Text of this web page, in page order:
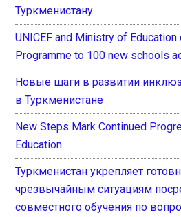
Туркменистану
UNICEF and Ministry of Education
Programme to 100 new schools
Новые шаги в развитии
в Туркменистане
New Steps Mark Continued
Education
Туркменистан укрепляет
чрезвычайным ситуациям
совместного обучения по